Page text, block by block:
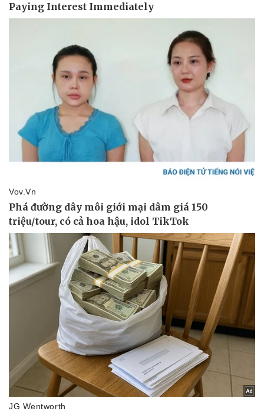
Vụ án
Tin nóng
Tư vấn luật
Quân sự - Quốc phòng
Việt Nam
Phân tích